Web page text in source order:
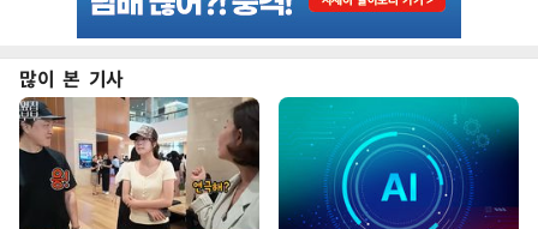
많이 본 기사